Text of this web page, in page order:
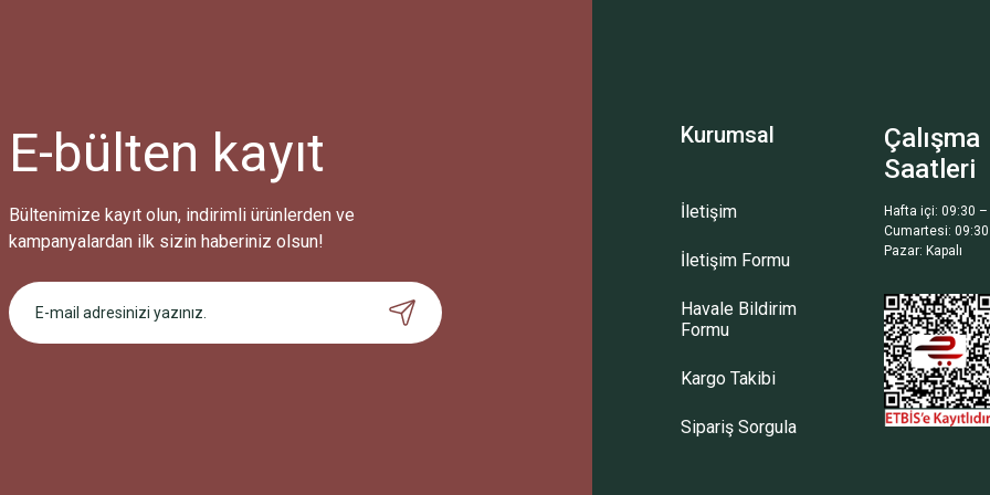
Bu ürüne benzer farklı alternatifler olmalı.
Gönder
E-bülten kayıt
Bültenimize kayıt olun, indirimli ürünlerden ve
kampanyalardan ilk sizin haberiniz olsun!
Kurumsal
İletişim
İletişim Formu
Havale Bildirim
Formu
Kargo Takibi
Sipariş Sorgula
Çalışma
Saatleri
Hafta içi: 09:30
Cumartesi:
Pazar: Kapalı